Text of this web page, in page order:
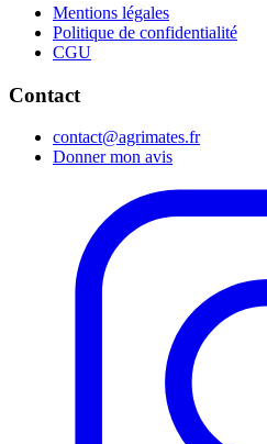
Mentions légales
Politique de confidentialité
CGU
Contact
contact@agrimates.fr
Donner mon avis